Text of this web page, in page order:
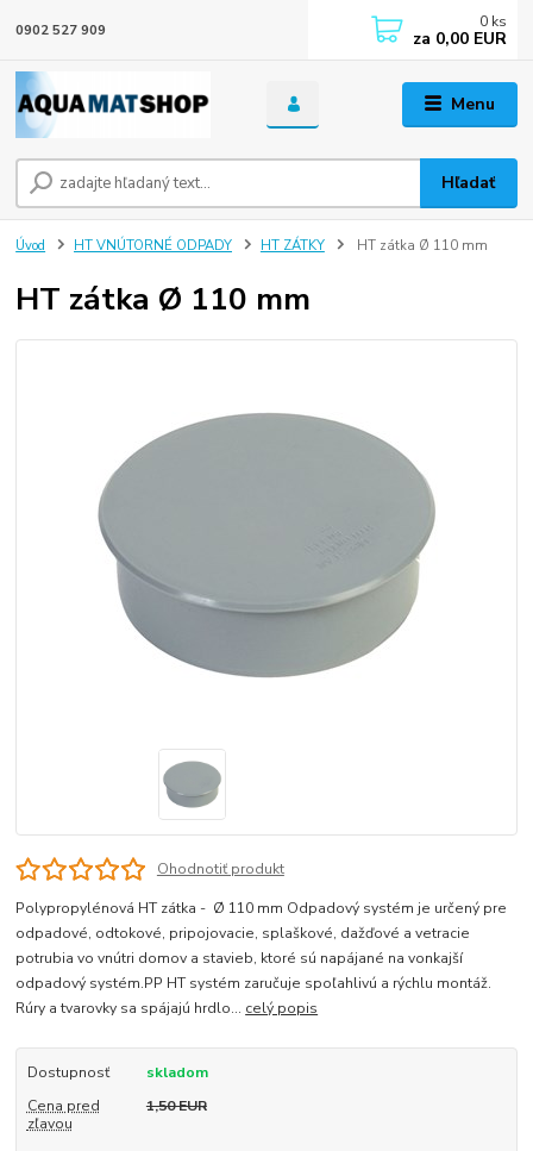
Menu
Hľadať
0902 527 909 0 ks
za 0,00 EUR
Úvod HT VNÚTORNÉ ODPADY HT ZÁTKY HT zátka Ø 110 mm
HT zátka Ø 110 mm
Ohodnotiť produkt
Polypropylénová HT zátka - Ø 110 mm Odpadový systém je určený pre
odpadové, odtokové, pripojovacie, splaškové, dažďové a vetracie
potrubia vo vnútri domov a stavieb, ktoré sú napájané na vonkajší
odpadový systém.PP HT systém zaručuje spoľahlivú a rýchlu montáž.
Rúry a tvarovky sa spájajú hrdlo... celý popis
Dostupnosť
skladom
Cena pred
zľavou
1,50 EUR